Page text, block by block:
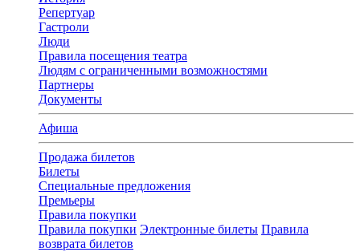
Репертуар
Гастроли
Люди
Правила посещения театра
Людям с ограниченными возможностями
Партнеры
Документы
Афиша
Продажа билетов
Билеты
Специальные предложения
Премьеры
Правила покупки
Правила покупки Электронные билеты Правила
возврата билетов